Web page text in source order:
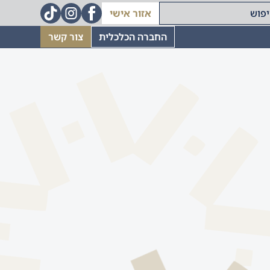
אזור אישי
החברה הכלכלית
צור קשר